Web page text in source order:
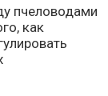
пчеловодами
как